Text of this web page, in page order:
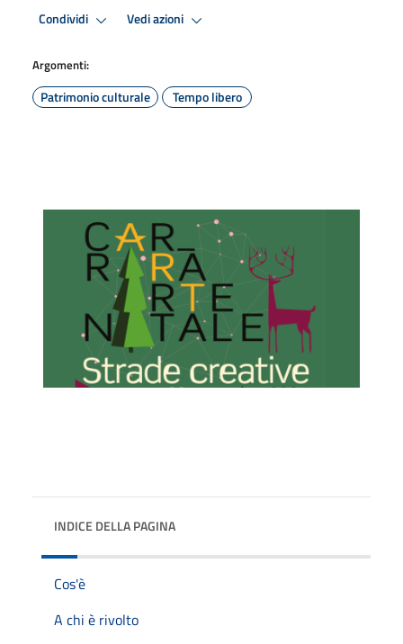
Condividi Vedi azioni
Argomenti:
Patrimonio culturale Tempo libero
INDICE DELLA PAGINA
Cos'è
A chi è rivolto